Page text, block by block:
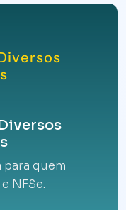
para quem
NFSe.